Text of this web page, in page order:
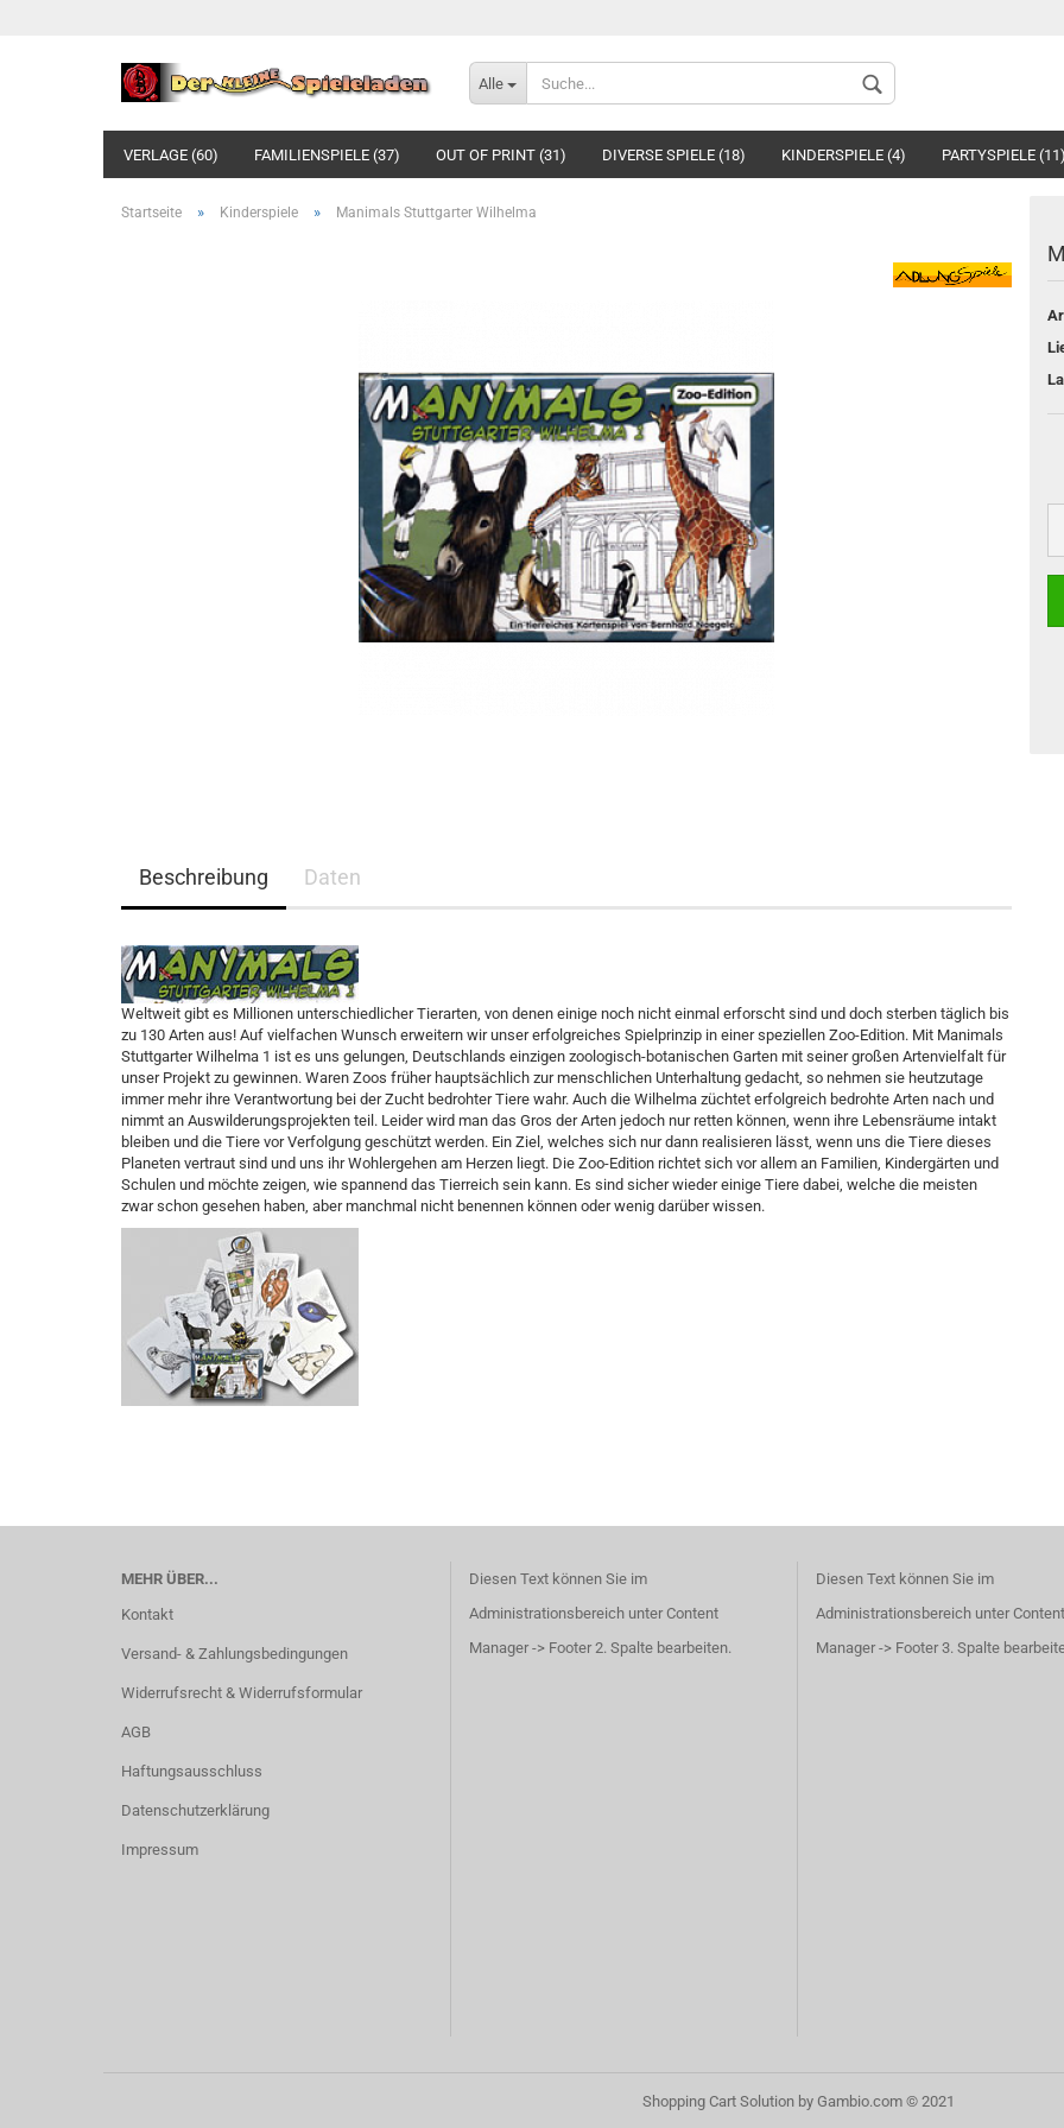
Alle
VERLAGE (60) FAMILIENSPIELE (37) OUT OF PRINT (31) DIVERSE SPIELE (18) KINDERSPIELE (4) PARTYSPIELE (11)
Startseite » Kinderspiele » Manimals Stuttgarter Wilhelma
Beschreibung Daten
Weltweit gibt es Millionen unterschiedlicher Tierarten, von denen einige noch nicht einmal erforscht sind und doch sterben täglich bis
zu 130 Arten aus! Auf vielfachen Wunsch erweitern wir unser erfolgreiches Spielprinzip in einer speziellen Zoo-Edition. Mit Manimals
Stuttgarter Wilhelma 1 ist es uns gelungen, Deutschlands einzigen zoologisch-botanischen Garten mit seiner großen Artenvielfalt für
unser Projekt zu gewinnen. Waren Zoos früher hauptsächlich zur menschlichen Unterhaltung gedacht, so nehmen sie heutzutage
immer mehr ihre Verantwortung bei der Zucht bedrohter Tiere wahr. Auch die Wilhelma züchtet erfolgreich bedrohte Arten nach und
nimmt an Auswilderungsprojekten teil. Leider wird man das Gros der Arten jedoch nur retten können, wenn ihre Lebensräume intakt
bleiben und die Tiere vor Verfolgung geschützt werden. Ein Ziel, welches sich nur dann realisieren lässt, wenn uns die Tiere dieses
Planeten vertraut sind und uns ihr Wohlergehen am Herzen liegt. Die Zoo-Edition richtet sich vor allem an Familien, Kindergärten und
Schulen und möchte zeigen, wie spannend das Tierreich sein kann. Es sind sicher wieder einige Tiere dabei, welche die meisten
zwar schon gesehen haben, aber manchmal nicht benennen können oder wenig darüber wissen.
MEHR ÜBER...
Kontakt
Versand- & Zahlungsbedingungen
Widerrufsrecht & Widerrufsformular
AGB
Haftungsausschluss
Datenschutzerklärung
Impressum
Diesen Text können Sie im
Administrationsbereich unter Content
Manager -> Footer 2. Spalte bearbeiten.
Diesen Text können Sie im
Administrationsbereich unter Content
Manager -> Footer 3. Spalte
Shopping Cart Solutionby Gambio.com © 2021